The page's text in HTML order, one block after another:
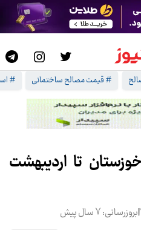
# قیمت مصالح ساختمانی #
تا اردیبهشت
|بروزرسانی: 7 سال پیش